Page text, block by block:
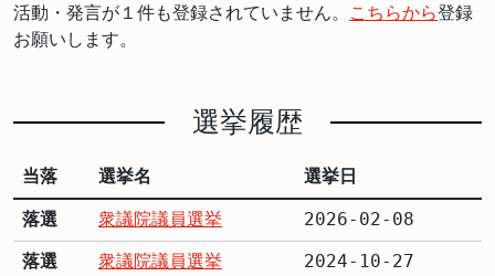
活動・発言が１件も登録されていません。 こちらから登録
お願いします。
選挙履歴
当落 選挙名 選挙日
落選 衆議院議員選挙
2026-02-08
落選
衆議院議員選挙 2024-10-27